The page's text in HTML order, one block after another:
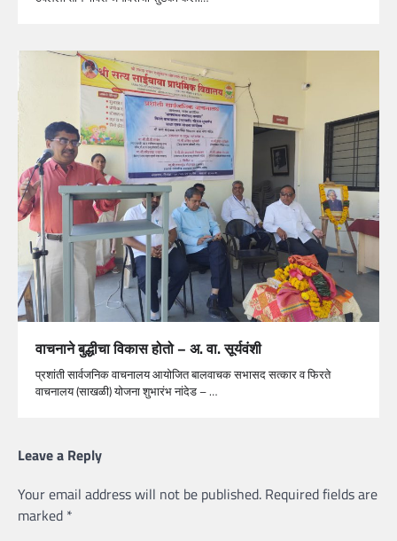
वाचनाने बुद्धीचा विकास होतो – अ. वा. सूर्यवंशी
प्रशांती सार्वजनिक वाचनालय आयोजित बालवाचक सभासद सत्कार व फिरते
वाचनालय (साखळी) योजना शुभारंभ नांदेड – …
Leave a Reply
Your email address will not be published. Required fields are
marked *